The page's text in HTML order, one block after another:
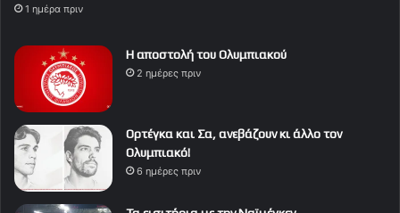
1 ημέρα πριν
Η αποστολή του Ολυμπιακού
2 ημέρες πριν
Ορτέγκα και Σα, ανεβάζουν κι άλλο τον
Ολυμπιακό!
6 ημέρες πριν